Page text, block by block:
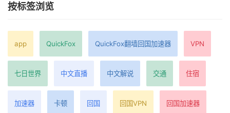
按标签浏览
app QuickFox QuickFox翻墙回国加速器 VPN
七日世界 中文直播 中文解说 交通 住宿
加速器 卡顿 回国 回国VPN 回国加速器